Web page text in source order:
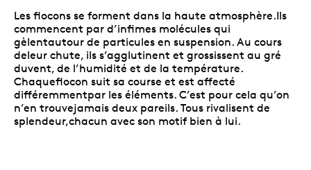
Les flocons se forment dans la haute atmosphère.Ils
commencent par d’infimes molécules qui
gèlentautour de particules en suspension. Au cours
deleur chute, ils s’agglutinent et grossissent au gré
duvent, de l’humidité et de la température.
Chaqueflocon suit sa course et est affecté
différemmentpar les éléments. C’est pour cela qu’on
n’en trouvejamais deux pareils. Tous rivalisent de
splendeur,chacun avec son motif bien à lui.